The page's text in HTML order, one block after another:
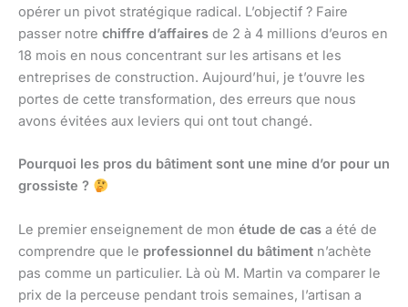
opérer un pivot stratégique radical. L’objectif ? Faire
passer notre chiffre d’affaires de 2 à 4 millions d’euros en
18 mois en nous concentrant sur les artisans et les
entreprises de construction. Aujourd’hui, je t’ouvre les
portes de cette transformation, des erreurs que nous
avons évitées aux leviers qui ont tout changé.
Pourquoi les pros du bâtiment sont une mine d’or pour un
grossiste ?
Le premier enseignement de mon étude de cas a été de
comprendre que le professionnel du bâtiment n’achète
pas comme un particulier. Là où M. Martin va comparer le
prix de la perceuse pendant trois semaines, l’artisan a